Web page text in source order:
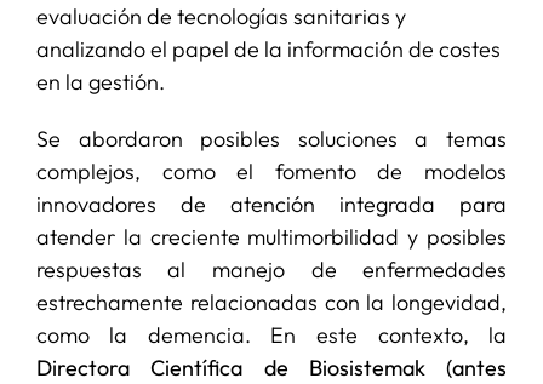
evaluación de tecnologías sanitarias y
analizando el papel de la información de costes
en la gestión.
Se abordaron posibles soluciones a temas
complejos, como el fomento de modelos
innovadores de atención integrada para
atender la creciente multimorbilidad y posibles
respuestas al manejo de enfermedades
estrechamente relacionadas con la longevidad,
como la demencia. En este contexto, la
Directora Científica de Biosistemak (antes